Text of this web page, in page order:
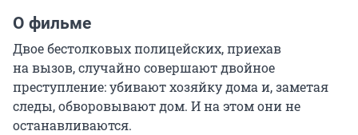
О фильме
Двое бестолковых полицейских, приехав
на вызов, случайно совершают двойное
преступление: убивают хозяйку дома и, заметая
следы, обворовывают дом. И на этом они не
останавливаются.